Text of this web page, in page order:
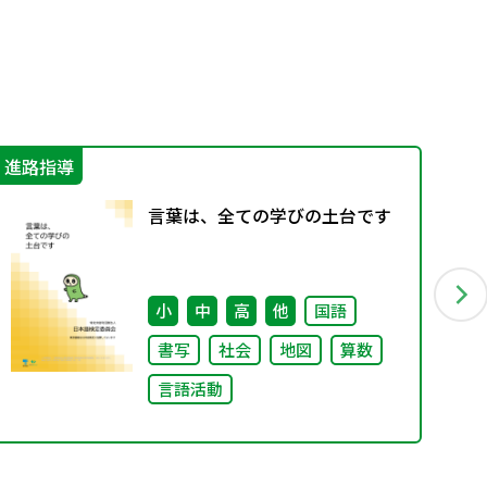
進路指導
言葉は、全ての学びの土台です
小 中 高 他
国語
書写
社会 地図
算数
言語活動